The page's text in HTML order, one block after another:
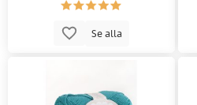
Se alla